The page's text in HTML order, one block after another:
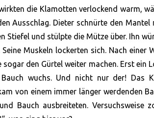
die Klamotten verlockend warm,
Ausschlag. Dieter schnürte den
Stiefel und stülpte die Mütze über. Ihn
Muskeln lockerten sich. Nach
sogar den Gürtel weiter machen. Erst ein
Bauch wuchs. Und nicht nur der! Das
von einem immer länger werdenden
Bauch ausbreiteten.